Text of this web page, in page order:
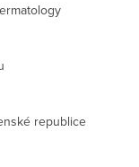
republice